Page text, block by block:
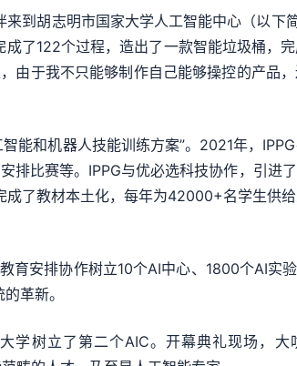
到胡志明市国家大学人工智能中心（以下
了122个过程，造出了一款智能垃圾桶，
由于我不只能够制作自己能够操控的产品
能和机器人技能训练方案”。2021年，
排比赛等。IPPG与优必选科技协作，引进
了教材本土化，每年为42000+名学生供
育安排协作树立10个AI中心、1800个AI实
革新。
学树立了第二个AIC。开幕典礼现场，大